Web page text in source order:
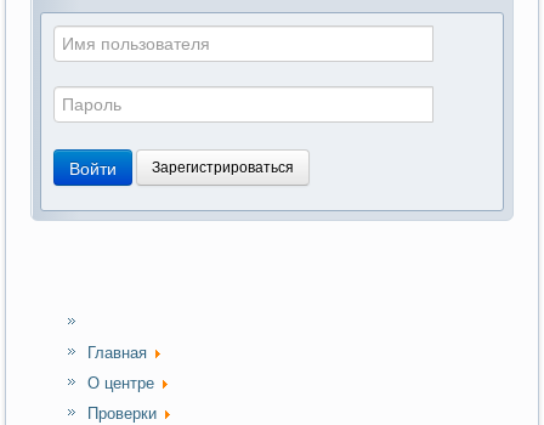
Войти Зарегистрироваться
Главная
О центре
Проверки